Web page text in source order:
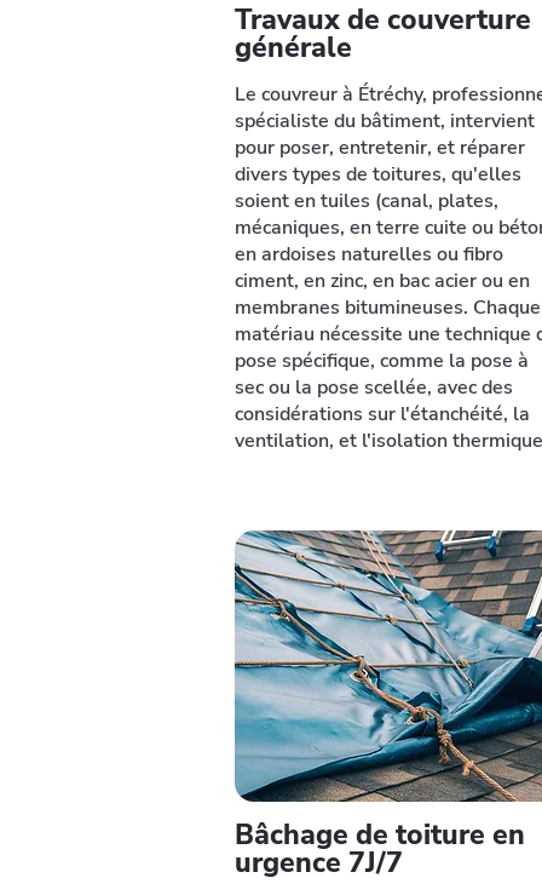
Travaux de couverture
générale
Le couvreur à Étréchy,
spécialiste du bâtiment, intervient
pour poser, entretenir, et réparer
divers types de toitures, qu'elles
soient en tuiles (canal, plates,
mécaniques, en terre cuite ou
en ardoises naturelles ou fibro
ciment, en zinc, en bac acier ou en
membranes bitumineuses. Chaque
matériau nécessite une technique
pose spécifique, comme la pose à
sec ou la pose scellée, avec des
considérations sur l'étanchéité, la
ventilation, et l'isolation
Bâchage de toiture en
urgence 7J/7